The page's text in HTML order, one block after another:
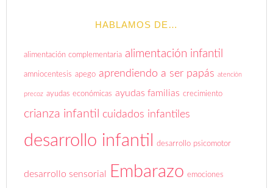
HABLAMOS DE…
alimentación complementaria alimentación infantil
amniocentesis apego aprendiendo a ser papás atención
precoz ayudas económicas ayudas familias crecimiento
crianza infantil cuidados infantiles
desarrollo infantil desarrollo psicomotor
desarrollo sensorial Embarazo emociones